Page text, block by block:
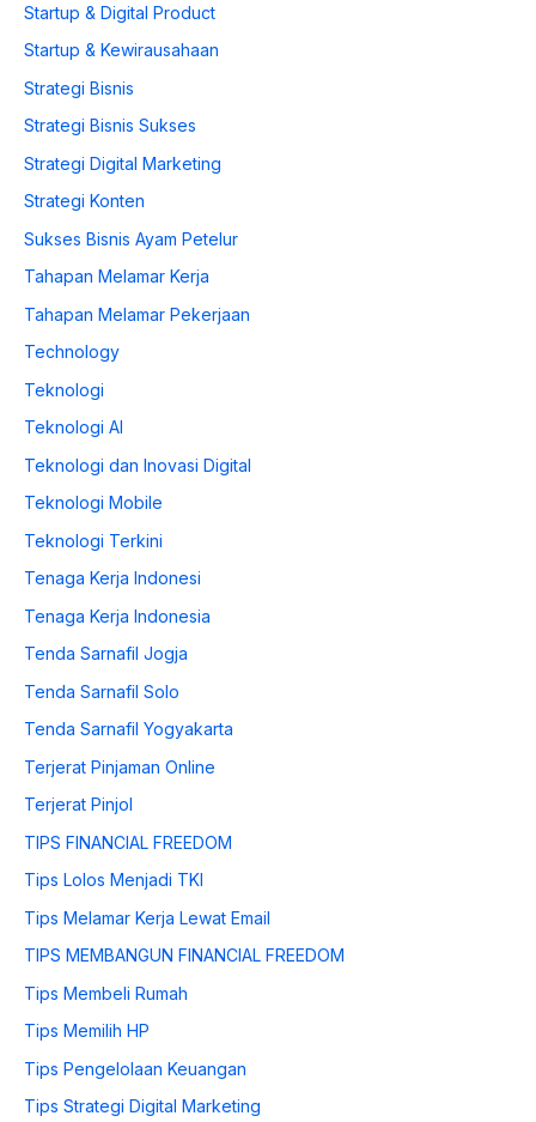
Startup & Digital Product
Startup & Kewirausahaan
Strategi Bisnis
Strategi Bisnis Sukses
Strategi Digital Marketing
Strategi Konten
Sukses Bisnis Ayam Petelur
Tahapan Melamar Kerja
Tahapan Melamar Pekerjaan
Technology
Teknologi
Teknologi AI
Teknologi dan Inovasi Digital
Teknologi Mobile
Teknologi Terkini
Tenaga Kerja Indonesi
Tenaga Kerja Indonesia
Tenda Sarnafil Jogja
Tenda Sarnafil Solo
Tenda Sarnafil Yogyakarta
Terjerat Pinjaman Online
Terjerat Pinjol
TIPS FINANCIAL FREEDOM
Tips Lolos Menjadi TKI
Tips Melamar Kerja Lewat Email
TIPS MEMBANGUN FINANCIAL FREEDOM
Tips Membeli Rumah
Tips Memilih HP
Tips Pengelolaan Keuangan
Tips Strategi Digital Marketing